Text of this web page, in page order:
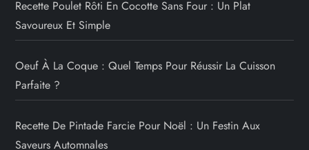
Recette Poulet Rôti En Cocotte Sans Four : Un Plat
Savoureux Et Simple
Oeuf À La Coque : Quel Temps Pour Réussir La Cuisson
Parfaite ?
Recette De Pintade Farcie Pour Noël : Un Festin Aux
Saveurs Automnales